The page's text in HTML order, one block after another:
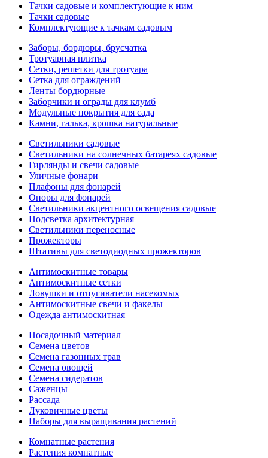
Тачки садовые и комплектующие к ним
Тачки садовые
Комплектующие к тачкам садовым
Заборы, бордюры, брусчатка
Тротуарная плитка
Сетки, решетки для тротуара
Сетка для ограждений
Ленты бордюрные
Заборчики и ограды для клумб
Модульные покрытия для сада
Камни, галька, крошка натуральные
Светильники садовые
Светильники на солнечных батареях садовые
Гирлянды и свечи садовые
Уличные фонари
Плафоны для фонарей
Опоры для фонарей
Светильники акцентного освещения садовые
Подсветка архитектурная
Светильники переносные
Прожекторы
Штативы для светодиодных прожекторов
Антимоскитные товары
Антимоскитные сетки
Ловушки и отпугиватели насекомых
Антимоскитные свечи и факелы
Одежда антимоскитная
Посадочный материал
Семена цветов
Семена газонных трав
Семена овощей
Семена сидератов
Саженцы
Рассада
Луковичные цветы
Наборы для выращивания растений
Комнатные растения
Растения комнатные